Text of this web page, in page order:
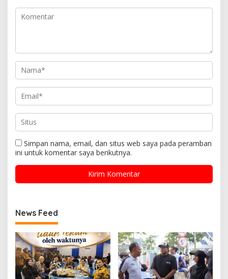
Simpan nama, email, dan situs web saya pada peramban
ini untuk komentar saya berikutnya.
News Feed